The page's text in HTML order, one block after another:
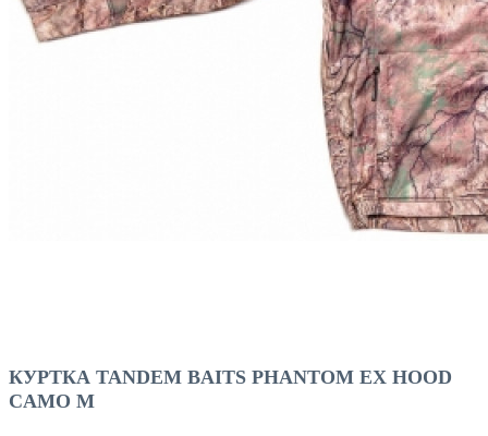
КУРТКА TANDEM BAITS PHANTOM EX HOOD
CAMO M